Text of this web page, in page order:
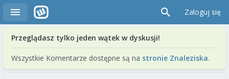
Zaloguj się
Przeglądasz tylko jeden wątek w dyskusji!
Wszystkie Komentarze dostępne są na stronie Znaleziska.